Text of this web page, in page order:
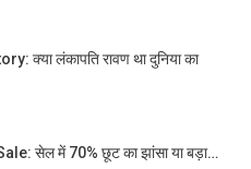
क्या लंकापति रावण था दुनिया का
सेल में 70% छूट का झांसा या बड़ा…